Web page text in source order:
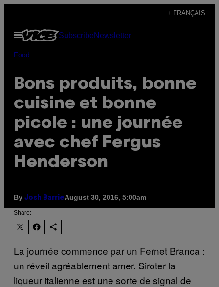
content
+ FRANÇAIS
Open
Menu
SubscribeNewsletter
Food
Bons produits, bonne
cuisine et bonne
picole : une journée
avec chef Fergus
Henderson
By Josh BarrieAugust 30, 2016, 5:00am
Share:
La journée commence par un Fernet Branca :
un réveil agréablement amer. Siroter la
liqueur italienne est une sorte de signal de